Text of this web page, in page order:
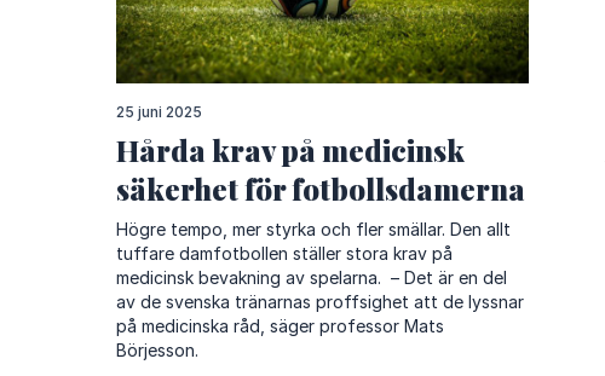
25 juni 2025
Hårda krav på medicinsk
säkerhet för fotbollsdamerna
Högre tempo, mer styrka och fler smällar. Den allt
tuffare damfotbollen ställer stora krav på
medicinsk bevakning av spelarna. – Det är en del
av de svenska tränarnas proffsighet att de lyssnar
på medicinska råd, säger professor Mats
Börjesson.